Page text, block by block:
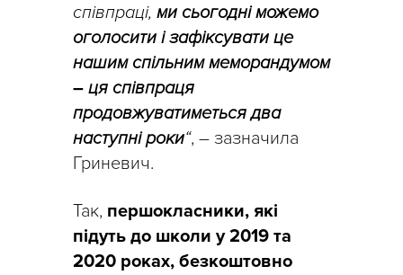
співпраці, ми сьогодні можемо
оголосити і зафіксувати це
нашим спільним меморандумом
– ця співпраця
продовжуватиметься два
наступні роки“, – зазначила
Гриневич.
Так, першокласники, які
підуть до школи у 2019 та
2020 роках, безкоштовно